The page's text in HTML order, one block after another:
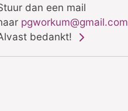
dan een mail
pgworkum@gmail.com
bedankt!